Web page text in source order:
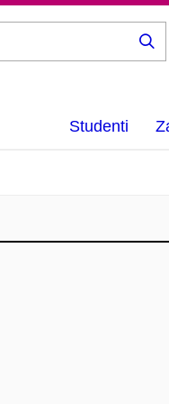
Studenti